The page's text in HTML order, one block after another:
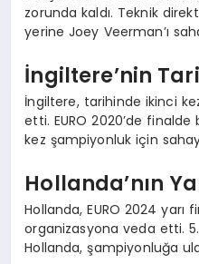
zorunda kaldı. Teknik
yerine Joey Veerman’ı
İngiltere’nin
İngiltere, tarihinde ikinci
etti. EURO 2020’de
kez şampiyonluk için
Hollanda’nın
Hollanda, EURO 2024 yarı
organizasyona veda etti.
Hollanda, şampiyonluğa